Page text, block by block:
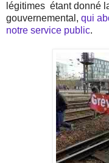
légitimes étant donné
gouvernemental, qui
notre service public.